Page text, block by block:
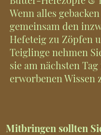
Wenn alles
gemeinsam den
Hefeteig zu Zöpfen
Teiglinge nehmen
sie am nächsten
erworbenen Wissen
Mitbringen sollten